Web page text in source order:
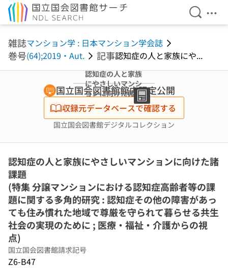
検索を
メ
雑誌マンション学 : 日本マンション学会誌
巻号(64);2019・Aut. 記事認知症の人と家族にや...
認知症の人と家族
にやさしいマンシ
ョンに向けた諸課
題 (特集 分譲マン
ションにおける認
知症高齢者等の課
題に関する多角的
研究 : 認知症その
も住み慣れた地域
の実現のために ;
医療・福祉・介護
からの視点)
国立国会図書館館内限定公開
収録元データベースで確認する
国立国会図書館デジタルコレクション
認知症の人と家族にやさしいマンションに向けた諸
課題
(特集 分譲マンションにおける認知症高齢者等の課
題に関する多角的研究 : 認知症その他の障害があっ
ても住み慣れた地域で尊厳を守られて暮らせる共生
社会の実現のために ; 医療・福祉・介護からの視
点)
国立国会図書館請求記号
Z6-B47